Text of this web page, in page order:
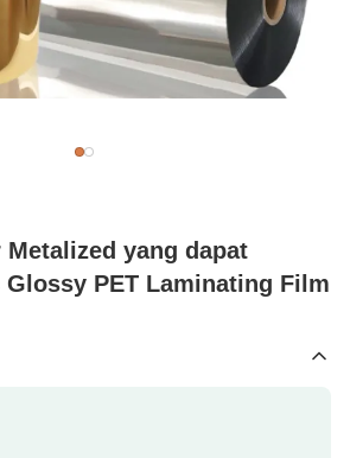
yang dapat
PET Laminating Film